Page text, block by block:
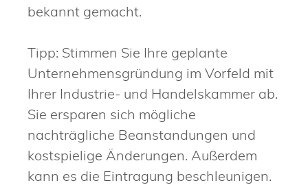
bekannt gemacht.
Tipp: Stimmen Sie Ihre geplante
Unternehmensgründung im Vorfeld mit
Ihrer Industrie- und Handelskammer ab.
Sie ersparen sich mögliche
nachträgliche Beanstandungen und
kostspielige Änderungen. Außerdem
kann es die Eintragung beschleunigen.